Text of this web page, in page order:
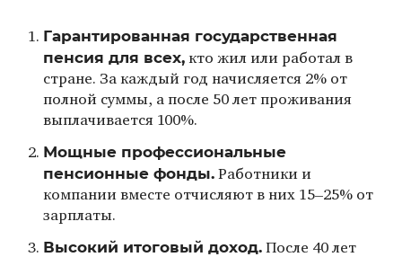
Гарантированная государственная
пенсия для всех,кто жил или работал в
стране. За каждый год начисляется 2% от
полной суммы, а после 50 лет проживания
выплачивается 100%.
Мощные профессиональные
пенсионные фонды.Работники и
компании вместе отчисляют в них 15–25% от
зарплаты.
Высокий итоговый доход.После 40 лет